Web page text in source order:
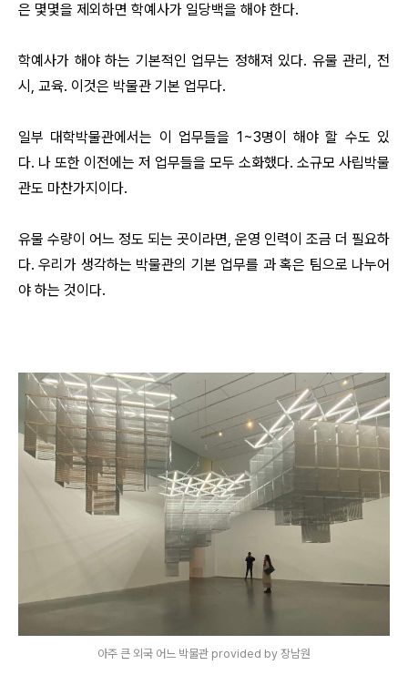
은 몇몇을 제외하면 학예사가 일당백을 해야 한다.
학예사가 해야 하는 기본적인 업무는 정해져 있다. 유물 관리, 전
시, 교육. 이것은 박물관 기본 업무다.
일부 대학박물관에서는 이 업무들을 1~3명이 해야 할 수도 있
다. 나 또한 이전에는 저 업무들을 모두 소화했다. 소규모 사립박물
관도 마찬가지이다.
유물 수량이 어느 정도 되는 곳이라면, 운영 인력이 조금 더 필요하
다. 우리가 생각하는 박물관의 기본 업무를 과 혹은 팀으로 나누어
야 하는 것이다.
아주 큰 외국 어느 박물관 provided by 장남원